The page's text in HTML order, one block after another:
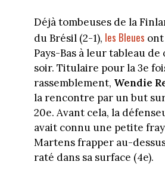
Déjà tombeuses de la
du Brésil (2-1), les Bleues
Pays-Bas à leur tableau de
soir. Titulaire pour la 3e
rassemblement, Wendie
la rencontre par un but
20e. Avant cela, la
avait connu une petite
Martens frapper au-
raté dans sa surface (4e).